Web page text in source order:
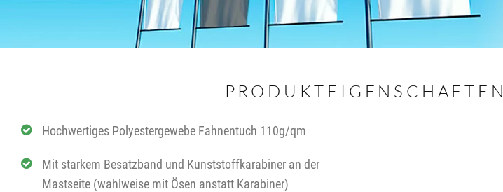
PRODUKTEIGENSCHAFTEN
Hochwertiges Polyestergewebe Fahnentuch 110g/qm
Mit starkem Besatzband und Kunststoffkarabiner an der
Mastseite (wahlweise mit Ösen anstatt Karabiner)